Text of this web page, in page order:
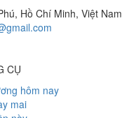
, Hồ Chí Minh, Việt Nam
CỤ
hôm nay
mai